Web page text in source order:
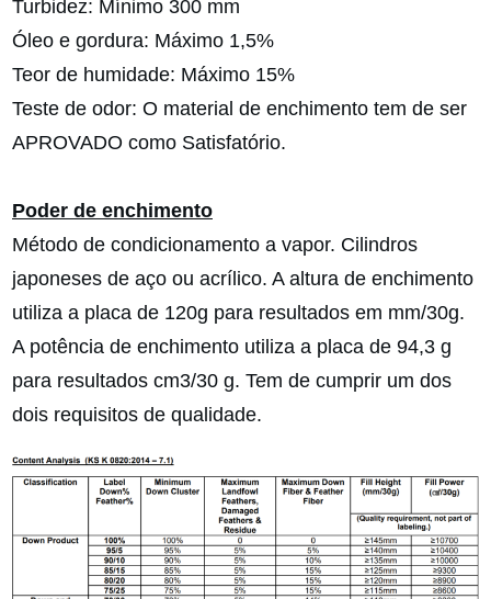
Turbidez: Mínimo 300 mm
Óleo e gordura: Máximo 1,5%
Teor de humidade: Máximo 15%
Teste de odor: O material de enchimento tem de ser
APROVADO como Satisfatório.
Poder de enchimento
Método de condicionamento a vapor. Cilindros
japoneses de aço ou acrílico. A altura de enchimento
utiliza a placa de 120g para resultados em mm/30g.
A potência de enchimento utiliza a placa de 94,3 g
para resultados cm3/30 g. Tem de cumprir um dos
dois requisitos de qualidade.